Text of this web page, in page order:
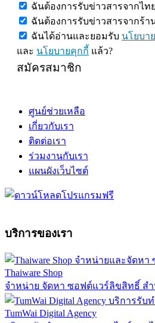
ฉันต้องการรับข่าวสารจากไท
ฉันต้องการรับข่าวสารจากร้า
ฉันได้อ่านและยอมรับ นโยบา
และ นโยบายคุกกี้ แล้ว?
สมัครสมาชิก
ศูนย์ช่วยเหลือ
เกี่ยวกับเรา
ติดต่อเรา
ร่วมงานกับเรา
แผนผังเว็บไซต์
บริการของเรา
Thaiware Shop
จำหน่าย จัดหา ซอฟต์แวร์ลิขสิทธิ์ ส
TumWai Digital Agency